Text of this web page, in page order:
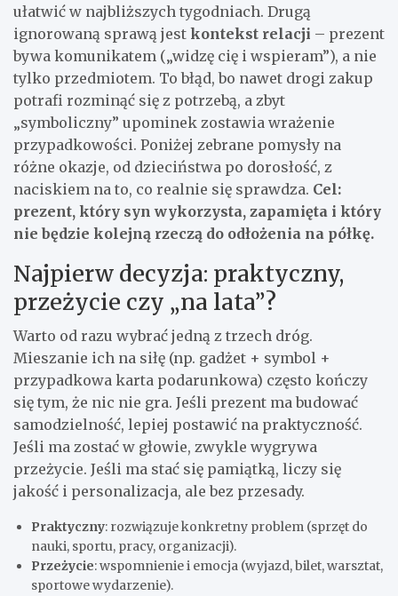
ułatwić w najbliższych tygodniach. Drugą
ignorowaną sprawą jest kontekst relacji – prezent
bywa komunikatem („widzę cię i wspieram”), a nie
tylko przedmiotem. To błąd, bo nawet drogi zakup
potrafi rozminąć się z potrzebą, a zbyt
„symboliczny” upominek zostawia wrażenie
przypadkowości. Poniżej zebrane pomysły na
różne okazje, od dzieciństwa po dorosłość, z
naciskiem na to, co realnie się sprawdza. Cel:
prezent, który syn wykorzysta, zapamięta i który
nie będzie kolejną rzeczą do odłożenia na półkę.
Najpierw decyzja: praktyczny,
przeżycie czy „na lata”?
Warto od razu wybrać jedną z trzech dróg.
Mieszanie ich na siłę (np. gadżet + symbol +
przypadkowa karta podarunkowa) często kończy
się tym, że nic nie gra. Jeśli prezent ma budować
samodzielność, lepiej postawić na praktyczność.
Jeśli ma zostać w głowie, zwykle wygrywa
przeżycie. Jeśli ma stać się pamiątką, liczy się
jakość i personalizacja, ale bez przesady.
Praktyczny: rozwiązuje konkretny problem (sprzęt do
nauki, sportu, pracy, organizacji).
Przeżycie: wspomnienie i emocja (wyjazd, bilet, warsztat,
sportowe wydarzenie).